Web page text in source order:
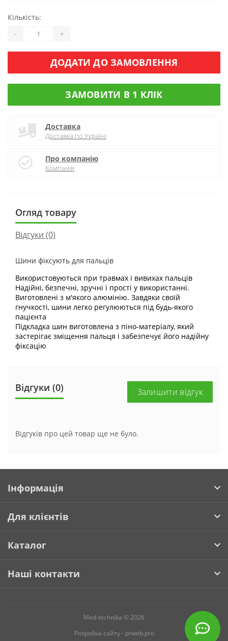
Кількість:
- +
ДОДАТИ ДО ЗАМОВЛЕННЯ
ЗАМОВИТИ В 1 КЛІК
Доставка
Доставка по Україні
Про компанію
Компанія
Огляд товару
Відгуки (0)
Шини фіксують для пальців
Використовуються при травмах і вивихах пальців
Надійні, безпечні, зручні і прості у використанні.
Виготовлені з м'якого алюмінію. Завдяки своїй
гнучкості, шини легко регулюються під будь-якого
пацієнта
Підкладка шин виготовлена з піно-матеріалу, який
застерігає зміщення пальця і забезпечує його надійну
фіксацію
Відгуки (0) Залишити відгук
Відгуків про цей товар ще не було.
Інформація
Для клієнтів
Каталог
Наші контакти
Med-technika © 2026
Розробка сайту - prweb.pro